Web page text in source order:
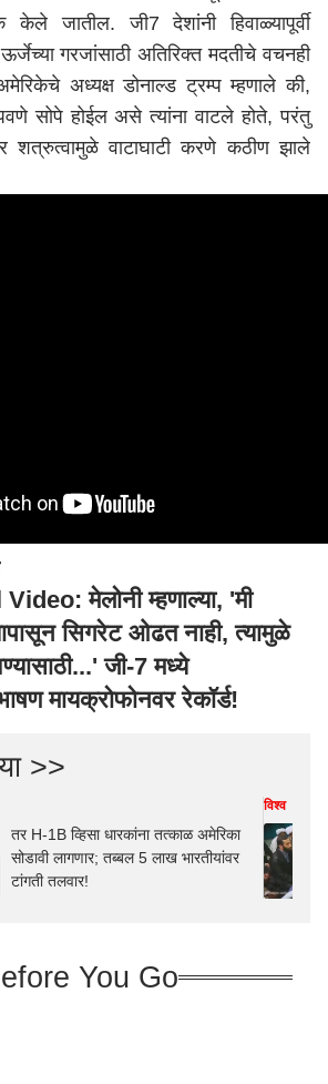
जातील. जी7 देशांनी हिवाळ्यापूर्वी
गरजांसाठी अतिरिक्त मदतीचे वचनही
अध्यक्ष डोनाल्ड ट्रम्प म्हणाले की,
सोपे होईल असे त्यांना वाटले होते, परंतु
शत्रुत्वामुळे वाटाघाटी करणे कठीण झाले
मेलोनी म्हणाल्या, 'मी
सिगरेट ओढत नाही, त्यामुळे
जी-7 मध्ये
मायक्रोफोनवर रेकॉर्ड!
>>
तर H-1B व्हिसा धारकांना तत्काळ अमेरिका
सोडावी लागणार; तब्बल 5 लाख भारतीयांवर
टांगती तलवार!
विश्व
You Go